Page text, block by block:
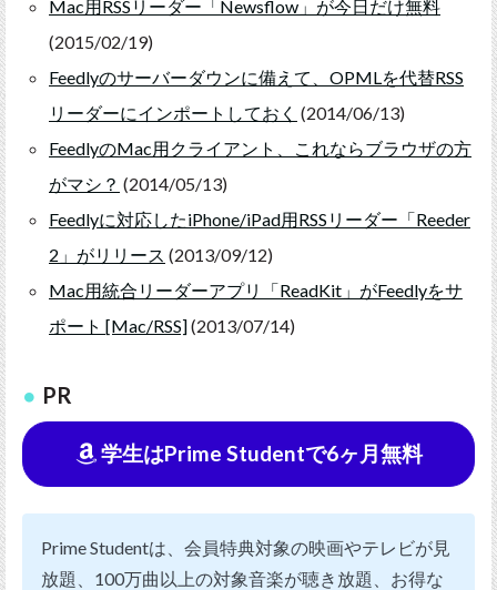
Mac用RSSリーダー「Newsflow」が今日だけ無料
(2015/02/19)
Feedlyのサーバーダウンに備えて、OPMLを代替RSS
リーダーにインポートしておく (2014/06/13)
FeedlyのMac用クライアント、これならブラウザの方
がマシ？ (2014/05/13)
Feedlyに対応したiPhone/iPad用RSSリーダー「Reeder
2」がリリース (2013/09/12)
Mac用統合リーダーアプリ「ReadKit」がFeedlyをサ
ポート [Mac/RSS](2013/07/14)
PR
学生はPrime Studentで6ヶ月無料
Prime Studentは、会員特典対象の映画やテレビが見
放題、100万曲以上の対象音楽が聴き放題、お得な